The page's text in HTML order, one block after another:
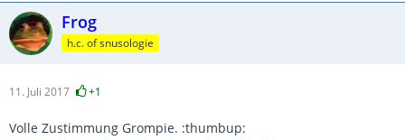
Frog
h.c. of snusologie
11. Juli 2017 +1
Volle Zustimmung Grompie. :thumbup: